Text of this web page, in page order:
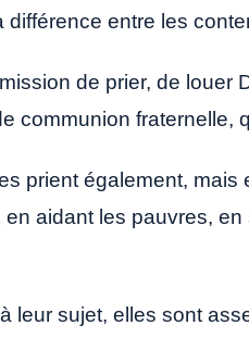
entre les
de prier, de louer
communion fraternelle,
prient également, mais
aidant les pauvres,
leur sujet, elles sont